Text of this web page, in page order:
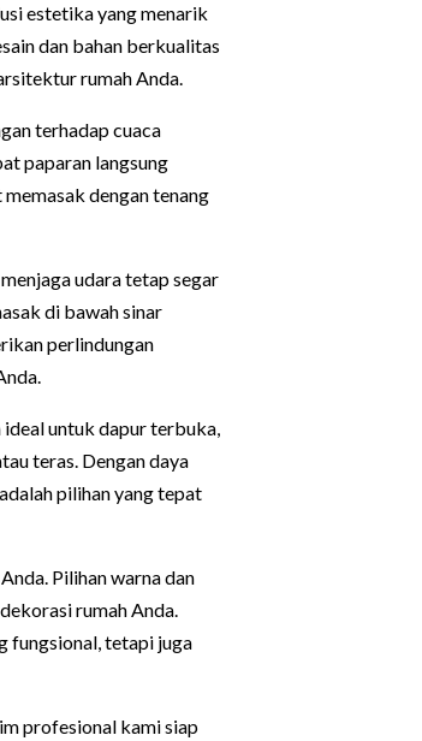
estetika yang menarik
dan bahan berkualitas
rumah Anda.
terhadap cuaca
paparan langsung
dengan tenang
udara tetap segar
di bawah sinar
perlindungan
untuk dapur terbuka,
teras. Dengan daya
pilihan yang tepat
Pilihan warna dan
rumah Anda.
fungsional, tetapi juga
profesional kami siap